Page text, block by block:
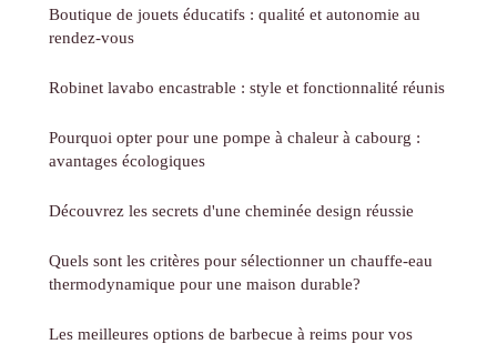
Boutique de jouets éducatifs : qualité et autonomie au
rendez-vous
Robinet lavabo encastrable : style et fonctionnalité réunis
Pourquoi opter pour une pompe à chaleur à cabourg :
avantages écologiques
Découvrez les secrets d'une cheminée design réussie
Quels sont les critères pour sélectionner un chauffe-eau
thermodynamique pour une maison durable?
Les meilleures options de barbecue à reims pour vos